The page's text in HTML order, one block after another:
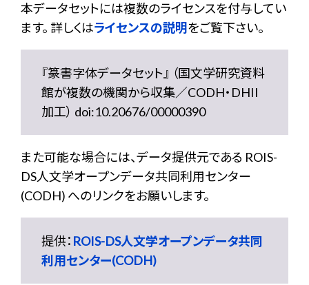
本データセットには複数のライセンスを付与してい
ます。 詳しくはライセンスの説明をご覧下さい。
『篆書字体データセット』 （国文学研究資料
館が複数の機関から収集／CODH・DHII
加工） doi:10.20676/00000390
また可能な場合には、データ提供元である ROIS-
DS人文学オープンデータ共同利用センター
(CODH) へのリンクをお願いします。
提供： ROIS-DS人文学オープンデータ共同
利用センター(CODH)